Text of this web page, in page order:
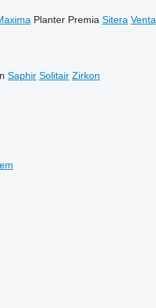
Planter Premia Sitera Venta
Saphir Solitair Zirkon